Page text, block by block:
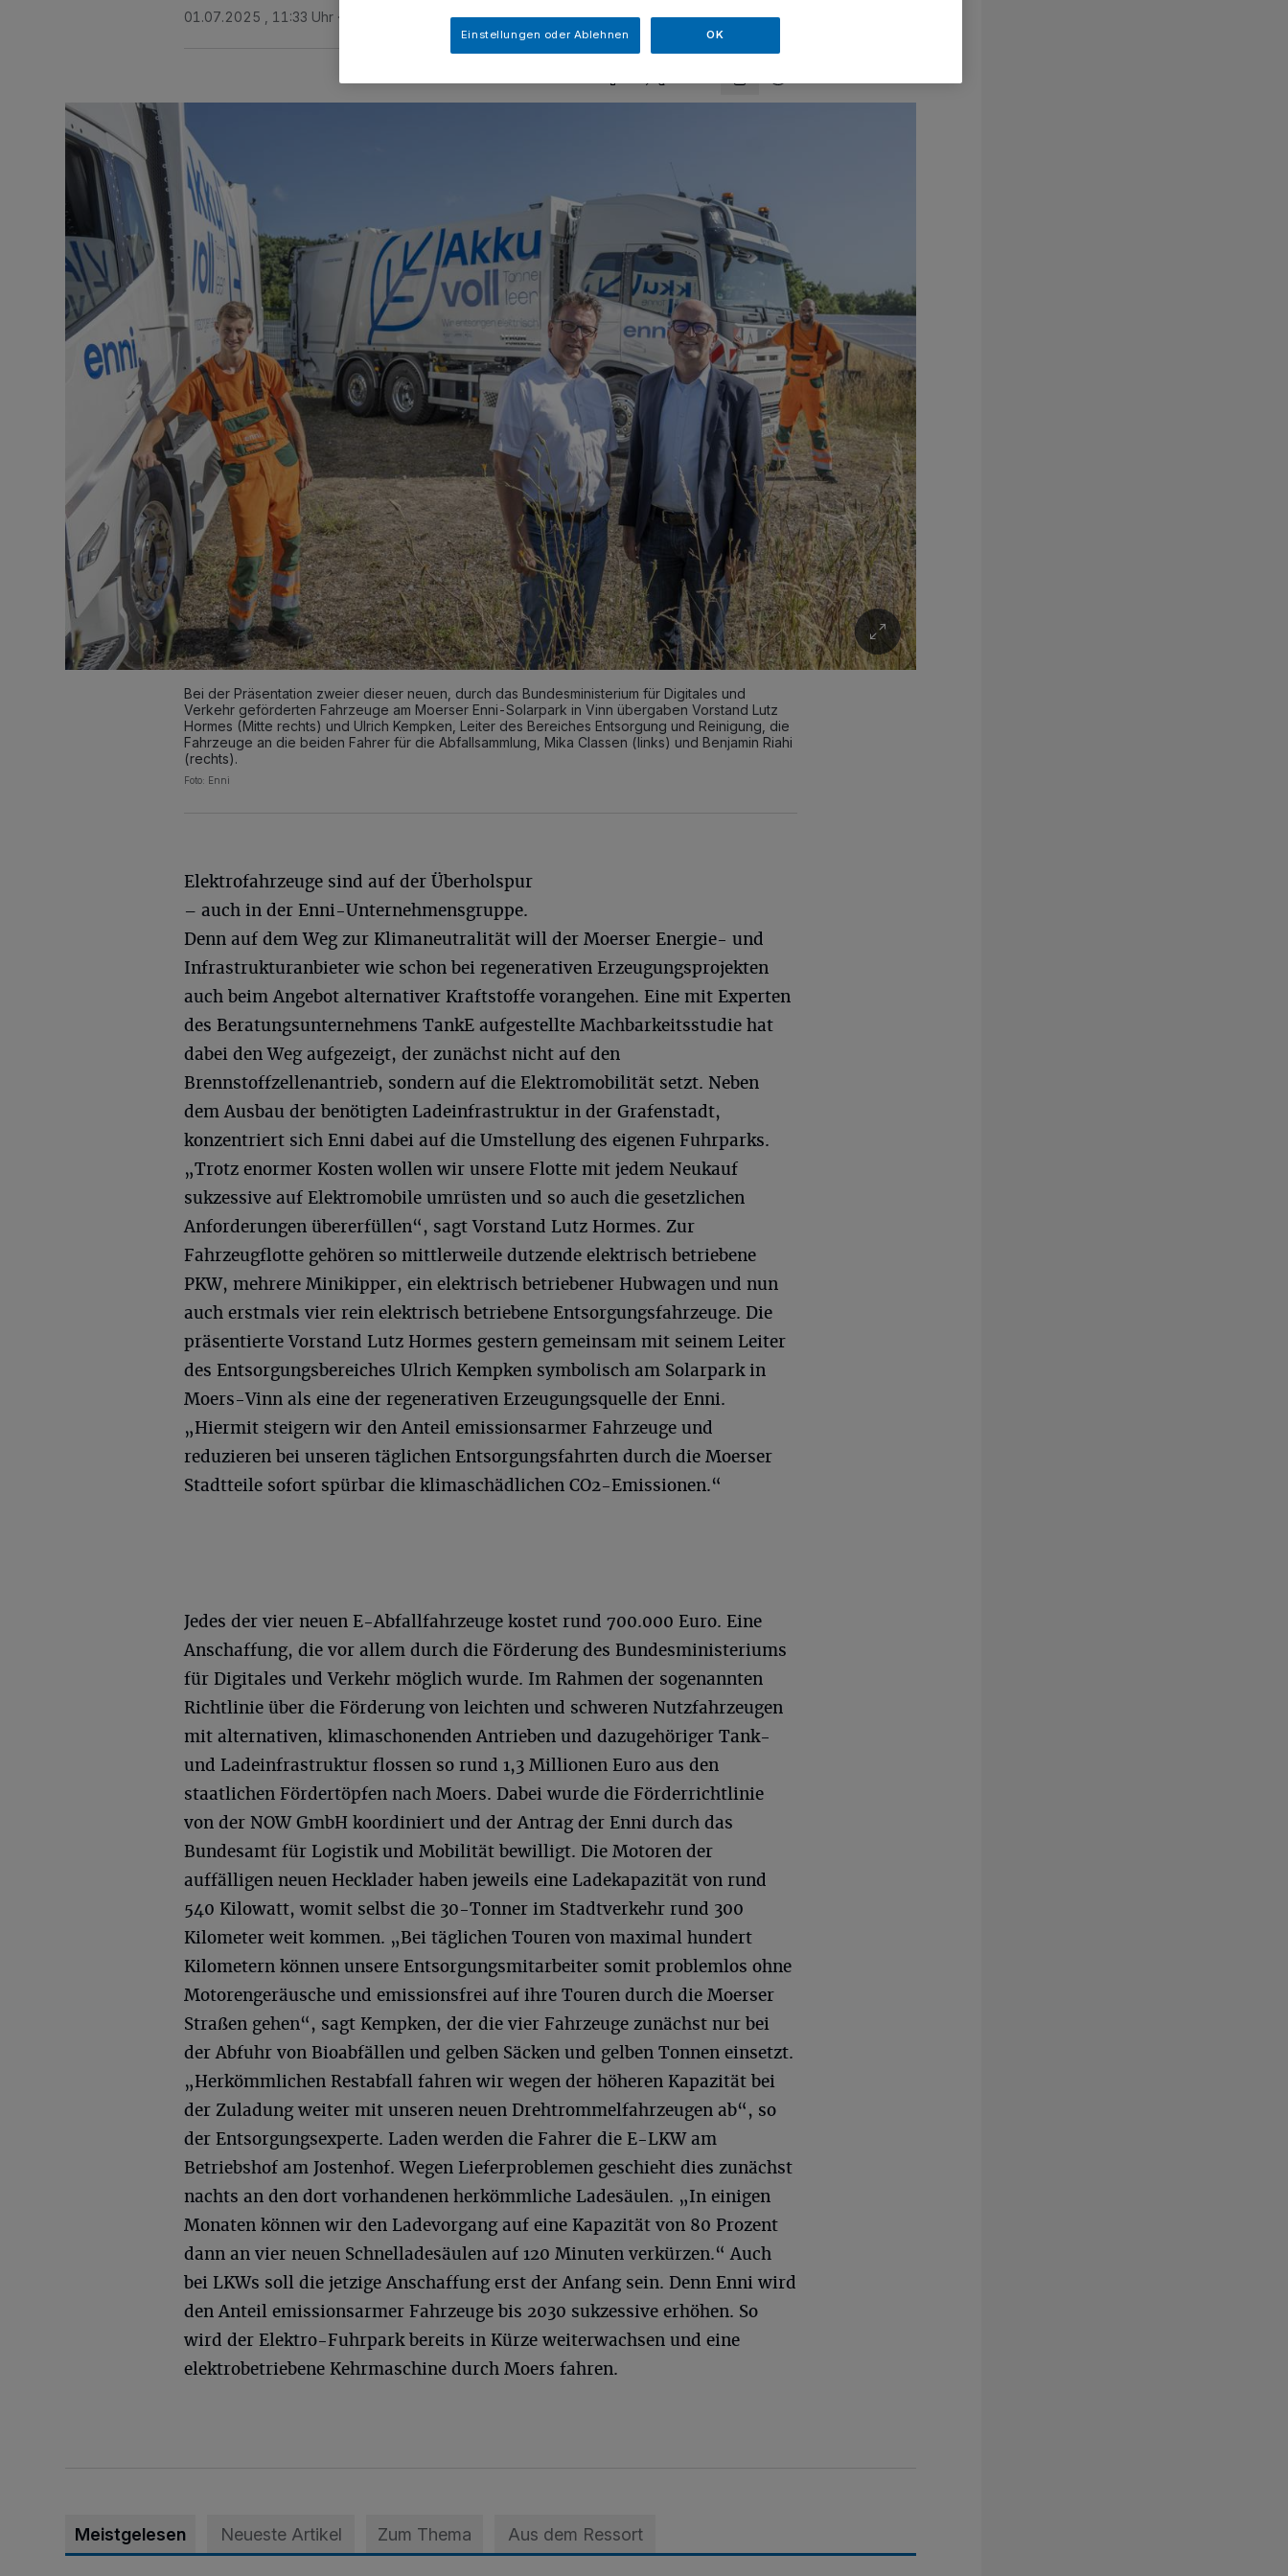
01.07.2025 , 11:33 Uhr 2 Minuten Lesezeit
Bei der Präsentation zweier dieser neuen, durch das Bundesministerium für Digitales und
Verkehr geförderten Fahrzeuge am Moerser Enni-Solarpark in Vinn übergaben Vorstand Lutz
Hormes (Mitte rechts) und Ulrich Kempken, Leiter des Bereiches Entsorgung und Reinigung, die
Fahrzeuge an die beiden Fahrer für die Abfallsammlung, Mika Classen (links) und Benjamin Riahi
(rechts).
Foto: Enni
Elektrofahrzeuge sind auf der Überholspur
– auch in der Enni-Unternehmensgruppe.
Denn auf dem Weg zur Klimaneutralität will der Moerser Energie- und
Infrastrukturanbieter wie schon bei regenerativen Erzeugungsprojekten
auch beim Angebot alternativer Kraftstoffe vorangehen. Eine mit Experten
des Beratungsunternehmens TankE aufgestellte Machbarkeitsstudie hat
dabei den Weg aufgezeigt, der zunächst nicht auf den
Brennstoffzellenantrieb, sondern auf die Elektromobilität setzt. Neben
dem Ausbau der benötigten Ladeinfrastruktur in der Grafenstadt,
konzentriert sich Enni dabei auf die Umstellung des eigenen Fuhrparks.
„Trotz enormer Kosten wollen wir unsere Flotte mit jedem Neukauf
sukzessive auf Elektromobile umrüsten und so auch die gesetzlichen
Anforderungen übererfüllen“, sagt Vorstand Lutz Hormes. Zur
Fahrzeugflotte gehören so mittlerweile dutzende elektrisch betriebene
PKW, mehrere Minikipper, ein elektrisch betriebener Hubwagen und nun
auch erstmals vier rein elektrisch betriebene Entsorgungsfahrzeuge. Die
präsentierte Vorstand Lutz Hormes gestern gemeinsam mit seinem Leiter
des Entsorgungsbereiches Ulrich Kempken symbolisch am Solarpark in
Moers-Vinn als eine der regenerativen Erzeugungsquelle der Enni.
„Hiermit steigern wir den Anteil emissionsarmer Fahrzeuge und
reduzieren bei unseren täglichen Entsorgungsfahrten durch die Moerser
Stadtteile sofort spürbar die klimaschädlichen CO2-Emissionen.“
Jedes der vier neuen E-Abfallfahrzeuge kostet rund 700.000 Euro. Eine
Anschaffung, die vor allem durch die Förderung des Bundesministeriums
für Digitales und Verkehr möglich wurde. Im Rahmen der sogenannten
Richtlinie über die Förderung von leichten und schweren Nutzfahrzeugen
mit alternativen, klimaschonenden Antrieben und dazugehöriger Tank-
und Ladeinfrastruktur flossen so rund 1,3 Millionen Euro aus den
staatlichen Fördertöpfen nach Moers. Dabei wurde die Förderrichtlinie
von der NOW GmbH koordiniert und der Antrag der Enni durch das
Bundesamt für Logistik und Mobilität bewilligt. Die Motoren der
auffälligen neuen Hecklader haben jeweils eine Ladekapazität von rund
540 Kilowatt, womit selbst die 30-Tonner im Stadtverkehr rund 300
Kilometer weit kommen. „Bei täglichen Touren von maximal hundert
Kilometern können unsere Entsorgungsmitarbeiter somit problemlos ohne
Motorengeräusche und emissionsfrei auf ihre Touren durch die Moerser
Straßen gehen“, sagt Kempken, der die vier Fahrzeuge zunächst nur bei
der Abfuhr von Bioabfällen und gelben Säcken und gelben Tonnen einsetzt.
„Herkömmlichen Restabfall fahren wir wegen der höheren Kapazität bei
der Zuladung weiter mit unseren neuen Drehtrommelfahrzeugen ab“, so
der Entsorgungsexperte. Laden werden die Fahrer die E-LKW am
Betriebshof am Jostenhof. Wegen Lieferproblemen geschieht dies zunächst
nachts an den dort vorhandenen herkömmliche Ladesäulen. „In einigen
Monaten können wir den Ladevorgang auf eine Kapazität von 80 Prozent
dann an vier neuen Schnelladesäulen auf 120 Minuten verkürzen.“ Auch
bei LKWs soll die jetzige Anschaffung erst der Anfang sein. Denn Enni wird
den Anteil emissionsarmer Fahrzeuge bis 2030 sukzessive erhöhen. So
wird der Elektro-Fuhrpark bereits in Kürze weiterwachsen und eine
elektrobetriebene Kehrmaschine durch Moers fahren.
Meistgelesen Neueste Artikel Zum Thema Aus dem Ressort
Einstellungen oder Ablehnen OK